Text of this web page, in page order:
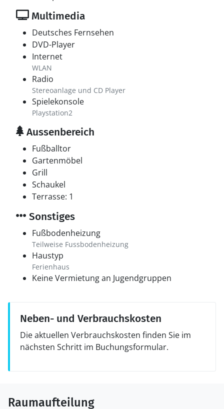
Multimedia
Deutsches Fernsehen
DVD-Player
Internet
WLAN
Radio
Stereoanlage und CD Player
Spielekonsole
Playstation2
Aussenbereich
Fußballtor
Gartenmöbel
Grill
Schaukel
Terrasse: 1
Sonstiges
Fußbodenheizung
Teilweise Fussbodenheizung
Haustyp
Ferienhaus
Keine Vermietung an Jugendgruppen
Neben- und Verbrauchskosten
Die aktuellen Verbrauchskosten finden Sie im
nächsten Schritt im Buchungsformular.
Raumaufteilung